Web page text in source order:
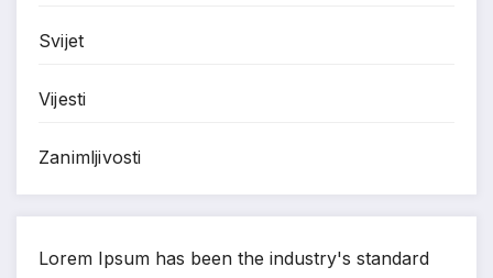
Svijet
Vijesti
Zanimljivosti
Lorem Ipsum has been the industry's standard